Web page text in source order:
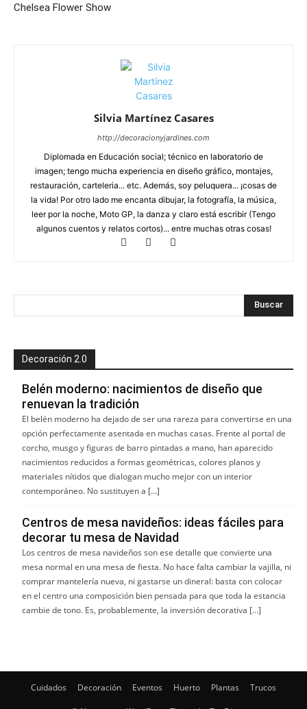
Chelsea Flower Show
Silvia Martínez Casares
http://decoracionyjardines.com
Diplomada en Educación social; técnico en laboratorio de
imagen; tengo mucha experiencia en diseño gráfico, montajes,
restauración, carteleria... etc. Además, soy peluquera... ¡cosas de
la vida! Por otro lado me encanta dibujar, la fotografía, la música,
leer por la noche, Moto GP, la danza y claro está escribir (Tengo
algunos cuentos y relatos cortos)... entre muchas otras cosas!
Decoración 2.0
Belén moderno: nacimientos de diseño que
renuevan la tradición
El belén moderno ha dejado de ser una rareza para convertirse en una
opción perfectamente asentada en muchas casas. Frente al portal de
corcho, musgo y figuras de barro pintadas a mano, han aparecido
nacimientos reducidos a formas geométricas, colores planos y
materiales nítidos que dialogan mucho mejor con un interior
contemporáneo. No sustituyen a […]
Centros de mesa navideños: ideas fáciles para
decorar tu mesa de Navidad
Los centros de mesa navideños son ese detalle que convierte una
mesa normal en una mesa de fiesta. No hace falta cambiar la vajilla, ni
comprar mantelería nueva, ni gastarse un dineral: basta con colocar
en el centro una composición bien pensada para que toda la estancia
cambie de tono. Es, probablemente, la inversión decorativa […]
Cuidados Decoración Eventos Huerto Plantas Trucos